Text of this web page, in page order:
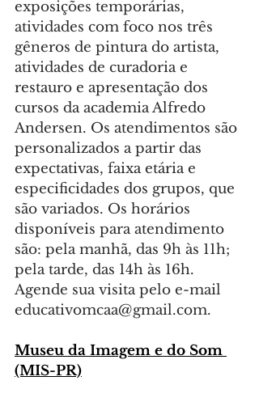
exposições temporárias,
atividades com foco nos três
gêneros de pintura do artista,
atividades de curadoria e
restauro e apresentação dos
cursos da academia Alfredo
Andersen. Os atendimentos são
personalizados a partir das
expectativas, faixa etária e
especificidades dos grupos, que
são variados. Os horários
disponíveis para atendimento
são: pela manhã, das 9h às 11h;
pela tarde, das 14h às 16h.
Agende sua visita pelo e-mail
educativomcaa@gmail.com.
Museu da Imagem e do Som
(MIS-PR)